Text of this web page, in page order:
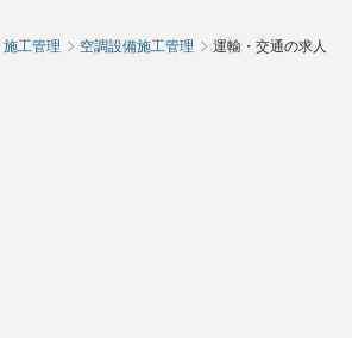
施工管理 空調設備施工管理 運輸・交通の求人